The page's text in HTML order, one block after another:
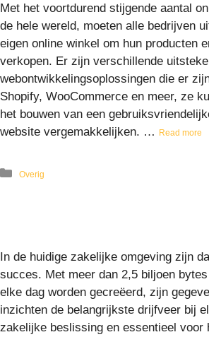
Met het voortdurend stijgende aantal
de hele wereld, moeten alle bedrijven
eigen online winkel om hun producten
verkopen. Er zijn verschillende
webontwikkelingsoplossingen die er
Shopify, WooCommerce en meer, ze
het bouwen van een
website vergemakkelijken. … Read more
Overig
In de huidige zakelijke omgeving zijn
succes. Met meer dan 2,5 biljoen
elke dag worden gecreëerd, zijn
inzichten de belangrijkste drijfveer bij
zakelijke beslissing en essentieel voor